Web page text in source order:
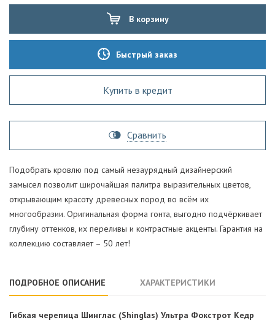
В корзину
Быстрый заказ
Купить в кредит
Сравнить
Подобрать кровлю под самый незаурядный дизайнерский
замысел позволит широчайшая палитра выразительных цветов,
открывающим красоту древесных пород во всём их
многообразии. Оригинальная форма гонта, выгодно подчёркивает
глубину оттенков, их переливы и контрастные акценты. Гарантия на
коллекцию составляет – 50 лет!
ПОДРОБНОЕ ОПИСАНИЕ ХАРАКТЕРИСТИКИ
Гибкая черепица Шинглас (Shinglas) Ультра Фокстрот Кедр